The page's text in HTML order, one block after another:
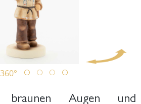
360°
Augen und